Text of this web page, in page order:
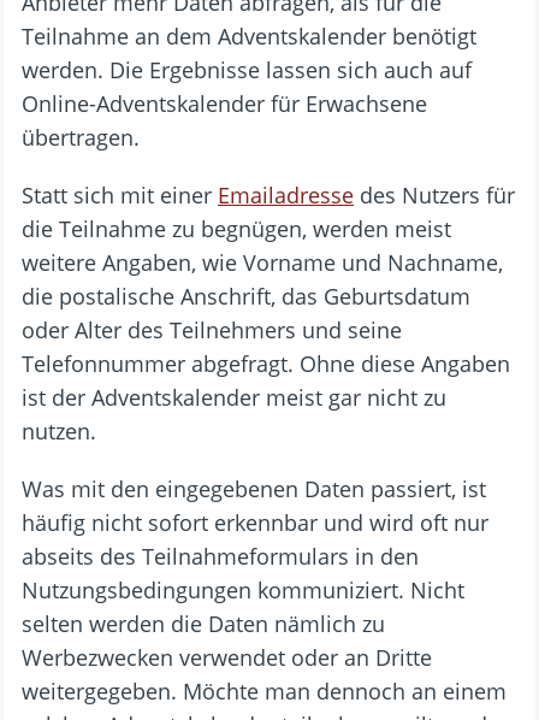
Teilnahme an dem Adventskalender benötigt
werden. Die Ergebnisse lassen sich auch auf
Online-Adventskalender für Erwachsene
übertragen.
Statt sich mit einer Emailadresse des Nutzers für
die Teilnahme zu begnügen, werden meist
weitere Angaben, wie Vorname und Nachname,
die postalische Anschrift, das Geburtsdatum
oder Alter des Teilnehmers und seine
Telefonnummer abgefragt. Ohne diese Angaben
ist der Adventskalender meist gar nicht zu
nutzen.
Was mit den eingegebenen Daten passiert, ist
häufig nicht sofort erkennbar und wird oft nur
abseits des Teilnahmeformulars in den
Nutzungsbedingungen kommuniziert. Nicht
selten werden die Daten nämlich zu
Werbezwecken verwendet oder an Dritte
weitergegeben. Möchte man dennoch an einem